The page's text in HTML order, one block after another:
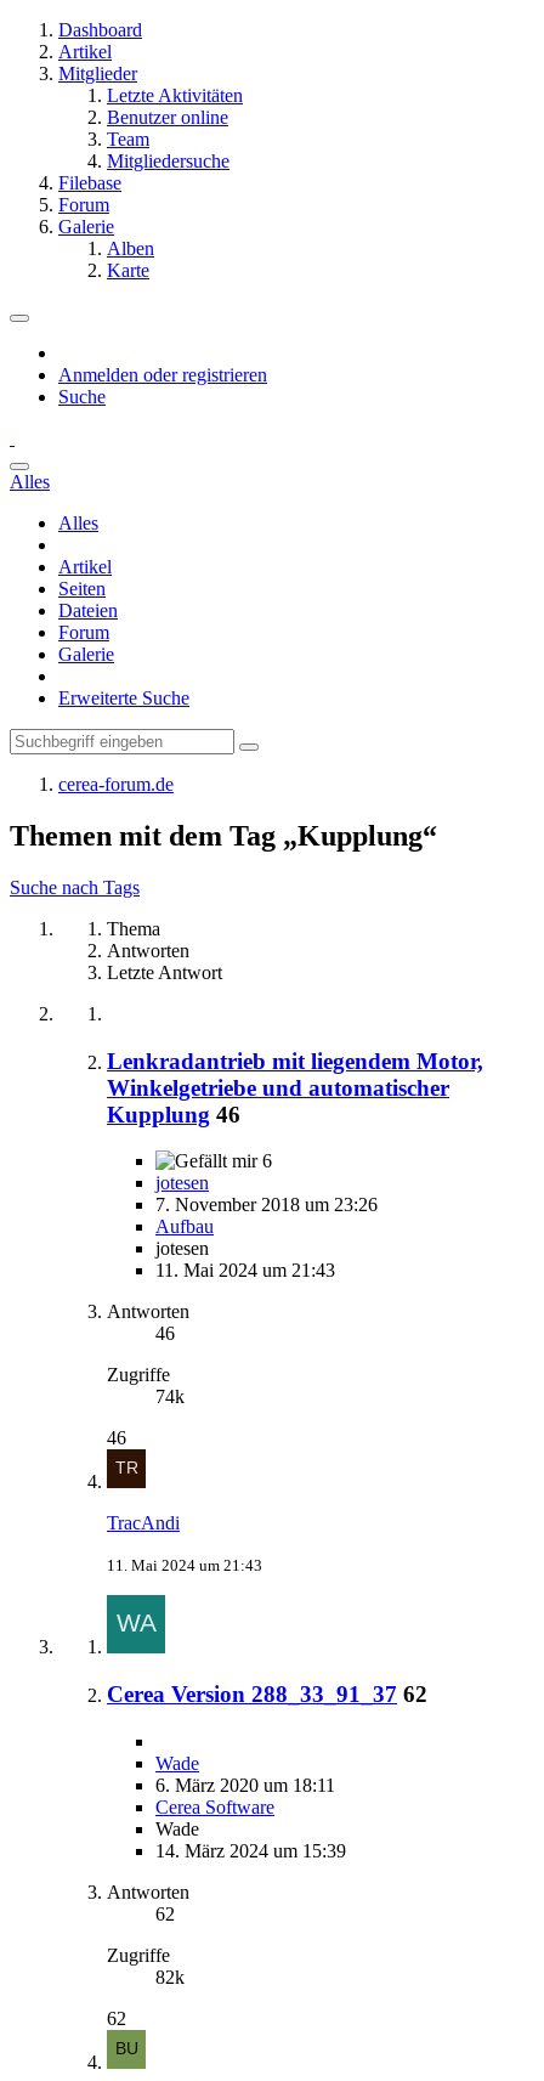
Dashboard
Artikel
Mitglieder
Letzte Aktivitäten
Benutzer online
Team
Mitgliedersuche
Filebase
Forum
Galerie
Alben
Karte
Anmelden oder registrieren
Suche
Alles
Alles
Artikel
Seiten
Dateien
Forum
Galerie
Erweiterte Suche
cerea-forum.de
Themen mit dem Tag „Kupplung“
Suche nach Tags
Thema
Antworten
Letzte Antwort
Lenkradantrieb mit liegendem Motor,
Winkelgetriebe und automatischer
Kupplung 46
6
jotesen
7. November 2018 um 23:26
Aufbau
jotesen
11. Mai 2024 um 21:43
Antworten
46
Zugriffe
74k
46
TracAndi
11. Mai 2024 um 21:43
Cerea Version 288_33_91_37 62
Wade
6. März 2020 um 18:11
Cerea Software
Wade
14. März 2024 um 15:39
Antworten
62
Zugriffe
82k
62